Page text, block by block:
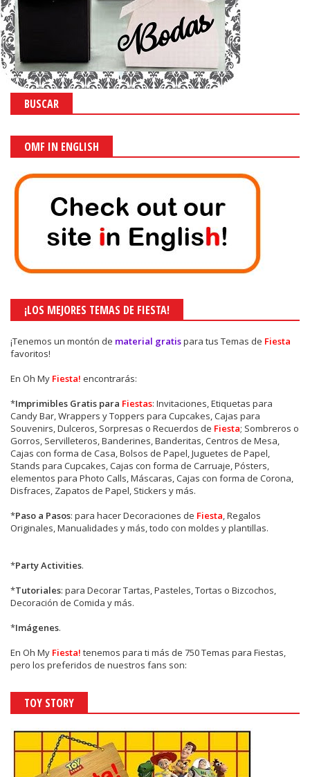
BUSCAR
OMF IN ENGLISH
¡LOS MEJORES TEMAS DE FIESTA!
¡Tenemos un montón de material gratispara tus Temas de Fiesta
favoritos!
En Oh My Fiesta! encontrarás:
*Imprimibles Gratis para Fiestas: Invitaciones, Etiquetas para
Candy Bar, Wrappers y Toppers para Cupcakes, Cajas para
Souvenirs, Dulceros, Sorpresas o Recuerdos de Fiesta; Sombreros o
Gorros, Servilleteros, Banderines, Banderitas, Centros de Mesa,
Cajas con forma de Casa, Bolsos de Papel, Juguetes de Papel,
Stands para Cupcakes, Cajas con forma de Carruaje, Pósters,
elementos para Photo Calls, Máscaras, Cajas con forma de Corona,
Disfraces, Zapatos de Papel, Stickers y más.
*Paso a Pasos: para hacer Decoraciones de Fiesta, Regalos
Originales, Manualidades y más, todo con moldes y plantillas.
*Party Activities.
*Tutoriales: para Decorar Tartas, Pasteles, Tortas o Bizcochos,
Decoración de Comida y más.
*Imágenes.
En Oh My Fiesta! tenemos para ti más de 750 Temas para Fiestas,
pero los preferidos de nuestros fans son:
TOY STORY